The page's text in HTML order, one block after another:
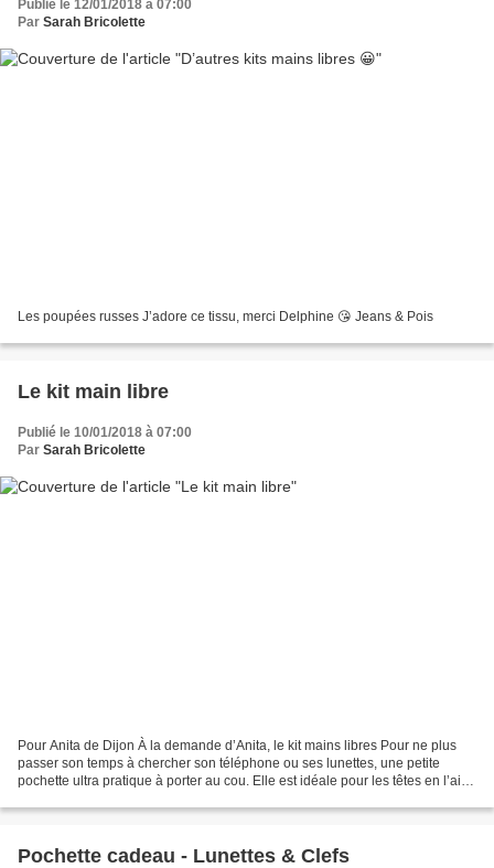
Publié le 12/01/2018 à 07:00
Par Sarah Bricolette
Les poupées russes J’adore ce tissu, merci Delphine 😘 Jeans & Pois
Le kit main libre
Publié le 10/01/2018 à 07:00
Par Sarah Bricolette
Pour Anita de Dijon À la demande d’Anita, le kit mains libres Pour ne plus
passer son temps à chercher son téléphone ou ses lunettes, une petite
pochette ultra pratique à porter au cou. Elle est idéale pour les têtes en l’air
Pochette cadeau - Lunettes & Clefs